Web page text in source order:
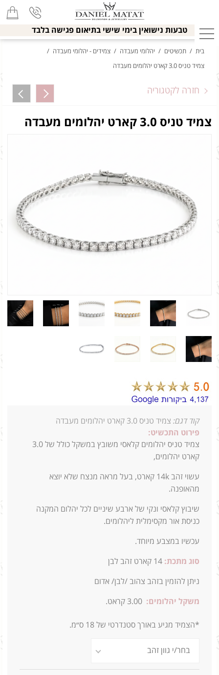
טבעות נישואין בימי שישי בתיאום פגישה בלבד
בית / תכשיטים / יהלומי מעבדה / צמידים - יהלומי מעבדה /
צמיד טניס 3.0 קארט יהלומים מעבדה
חזרה לקטגוריה
צמיד טניס 3.0 קארט יהלומים מעבדה
קוד דגם: צמיד טניס 3.0 קארט יהלומים מעבדה
פירוט התכשיט:
צמיד טניס יהלומים קלאסי משובץ במשקל כולל של 3.0
קארט יהלומים,
עשוי זהב 14k קארט, בעל מראה מנצח שלא יוצא
מהאופנה.
שיבוץ קלאסי ונקי של ארבע שיניים לכל יהלום המקנה
כניסת אור מקסימלית ליהלומים.
עכשיו במצבע מיוחד.
סוג מתכת: 14 קארט זהב לבן
ניתן להזמין בזהב צהוב /לבן/ אדום
משקל יהלומים:
*הצמיד מגיע באורך סטנדרטי של 18 ס״מ.